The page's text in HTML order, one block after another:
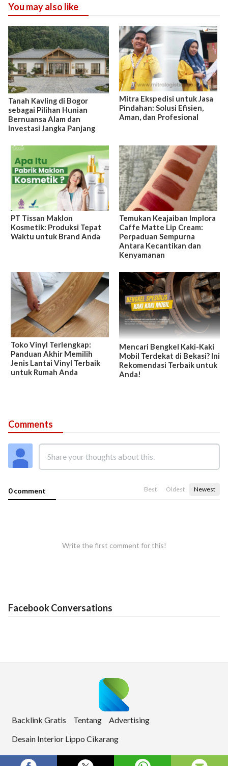
You may also like
Tanah Kavling di Bogor
sebagai Pilihan Hunian
Bernuansa Alam dan
Investasi Jangka Panjang
Mitra Ekspedisi untuk Jasa
Pindahan: Solusi Efisien,
Aman, dan Profesional
PT Tissan Maklon
Kosmetik: Produksi Tepat
Waktu untuk Brand Anda
Temukan Keajaiban Implora
Caffe Matte Lip Cream:
Perpaduan Sempurna
Antara Kecantikan dan
Kenyamanan
Toko Vinyl Terlengkap:
Panduan Akhir Memilih
Jenis Lantai Vinyl Terbaik
untuk Rumah Anda
Mencari Bengkel Kaki-Kaki
Mobil Terdekat di Bekasi? Ini
Rekomendasi Terbaik untuk
Anda!
Comments
0 comment Best Oldest Newest
Write the first comment for this!
Facebook Conversations
Backlink Gratis Tentang
Advertising
Desain Interior Lippo Cikarang
Copyright © 2026 Ringan. All rights reserved.